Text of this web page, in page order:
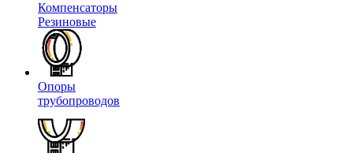
Компенсаторы
Резиновые
Опоры
трубопроводов